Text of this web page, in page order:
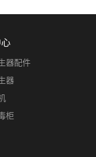
器配件
器
柜